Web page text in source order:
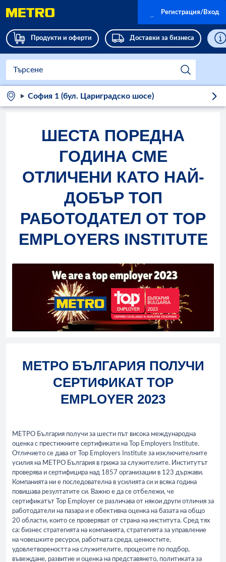
Продукти и оферти Доставки за бизнеса
Регистрация/Вход
София 1 (бул. Цариградско шосе)
ШЕСТА ПОРЕДНА
ГОДИНА СМЕ
ОТЛИЧЕНИ КАТО НАЙ-
ДОБЪР ТОП
РАБОТОДАТЕЛ ОТ TOP
EMPLOYERS INSTITUTE
МЕТРО БЪЛГАРИЯ ПОЛУЧИ
СЕРТИФИКАТ TOP
EMPLOYER 2023
МЕТРО България получи за шести път висока международна
оценка с престижните сертификати на Top Employers Institute.
Отличието се дава от Top Employers Institute за изключителните
усилия на МЕТРО България в грижа за служителите. Институтът
проверява и сертифицира над 1857 организации в 123 държави.
Компанията ни е последователна в усилията си и всяка година
повишава резултатите си. Важно е да се отбележи, че
сертификатът Top Employer се различава от някои други отличия за
работодатели на пазара и е обективна оценка на базата на общо
20 области, които се проверяват от страна на института. Сред тях
са: бизнес стратегията на компанията, стратегията за управление
на човешките ресурси, работната среда, ценностите,
удовлетвореността на служителите, процесите по подбор,
въвеждане, развитие и оценка на представянето, политиката за